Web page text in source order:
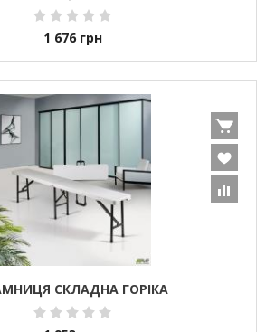
1 676 грн
СКЛАДНА ГОРІКА